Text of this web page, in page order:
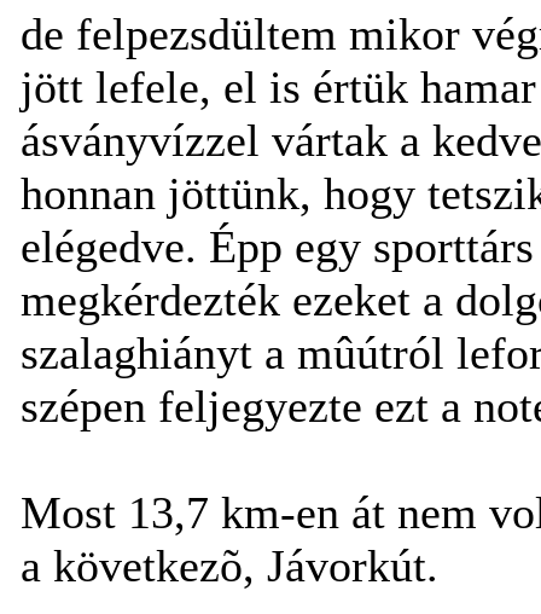
de felpezsdültem mikor
jött lefele, el is értük
ásványvízzel vártak a
honnan jöttünk, hogy
elégedve. Épp egy
megkérdezték ezeket a
szalaghiányt a mûútról
szépen feljegyezte ezt a
Most 13,7 km-en át nem
a következõ, Jávorkút.